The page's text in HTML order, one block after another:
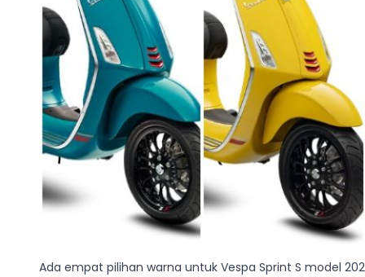
Ada empat pilihan warna untuk Vespa Sprint S model